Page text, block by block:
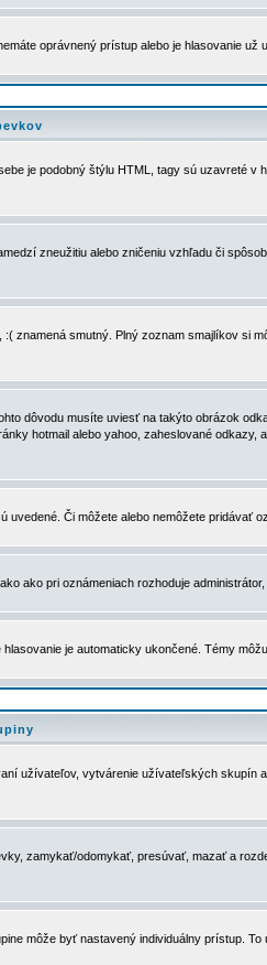
oprávnený prístup alebo je hlasovanie už
je podobný štýlu HTML, tagy sú uzavreté
zneužitiu alebo zničeniu vzhľadu či
znamená smutný. Plný zoznam smajlíkov si
dôvodu musíte uviesť na takýto obrázok
hotmail alebo yahoo, zaheslované odkazy,
Či môžete alebo nemôžete pridávať
ako pri oznámeniach rozhoduje
je automaticky ukončené. Témy
užívateľov, vytvárenie užívateľských skupín
zamykať/odomykať, presúvať, mazať a
môže byť nastavený individuálny prístup.